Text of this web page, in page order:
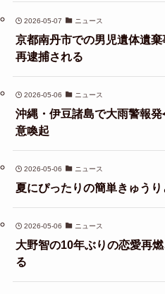
2026-05-07 ニュース
京都南丹市での男児遺体遺
再逮捕される
2026-05-06 ニュース
沖縄・伊豆諸島で大雨警報
意喚起
2026-05-06 ニュース
夏にぴったりの簡単きゅう
2026-05-06 ニュース
大野智の10年ぶりの恋愛再
る